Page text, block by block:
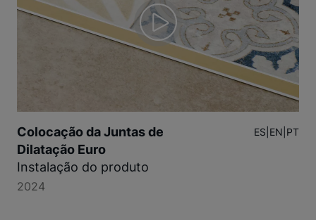
Colocação da Juntas de
Dilatação Euro
Instalação do produto
2024
ES EN PT